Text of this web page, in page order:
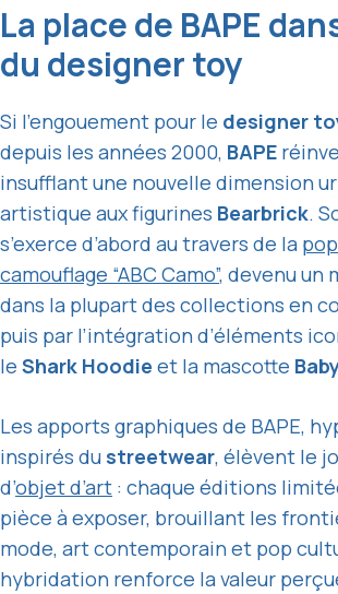
La place de BAPE
du designer toy
Si l’engouement pour le designer
depuis les années 2000, BAPE
insufflant une nouvelle dimension
artistique aux figurines Bearbrick.
s’exerce d’abord au travers de la
camouflage “ABC Camo”, devenu un
dans la plupart des collections en
puis par l’intégration d’éléments
le Shark Hoodie et la mascotte
Les apports graphiques de BAPE,
inspirés du streetwear, élèvent le
d’objet d’art : chaque éditions
pièce à exposer, brouillant les
mode, art contemporain et pop
hybridation renforce la valeur